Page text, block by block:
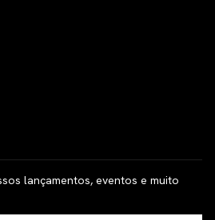
lançamentos, eventos e muito